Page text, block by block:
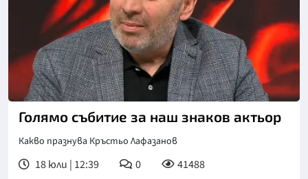
Голямо събитие за наш знаков актьор
Какво празнува Кръстьо Лафазанов
18 юли | 12:39 0 41488